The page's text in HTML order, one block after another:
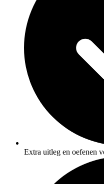
Extra uitleg en oefenen